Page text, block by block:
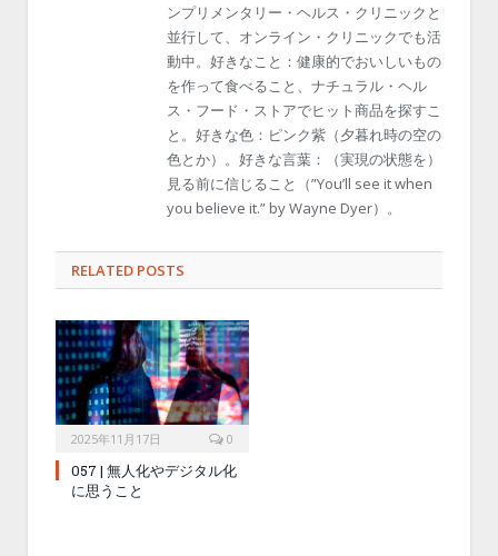
ンプリメンタリー・ヘルス・クリニックと
並行して、オンライン・クリニックでも活
動中。好きなこと：健康的でおいしいもの
を作って食べること、ナチュラル・ヘル
ス・フード・ストアでヒット商品を探すこ
と。好きな色：ピンク紫（夕暮れ時の空の
色とか）。好きな言葉：（実現の状態を）
見る前に信じること（”You’ll see it when
you believe it.” by Wayne Dyer）。
RELATED POSTS
2025年11月17日 0
057 | 無人化やデジタル化
に思うこと